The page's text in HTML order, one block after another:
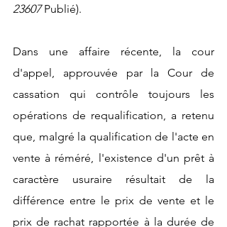
23607 Publié).
Dans une affaire récente, la cour
d'appel, approuvée par la Cour de
cassation qui contrôle toujours les
opérations de requalification, a retenu
que, malgré la qualification de l'acte en
vente à réméré, l'existence d'un prêt à
caractère usuraire résultait de la
différence entre le prix de vente et le
prix de rachat rapportée à la durée de